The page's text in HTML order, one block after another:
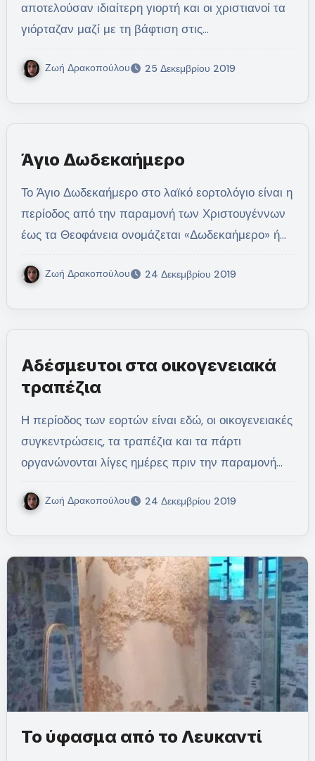
αποτελούσαν ιδιαίτερη γιορτή και οι χριστιανοί τα
γιόρταζαν μαζί με τη βάφτιση στις…
Ζωή Δρακοπούλου 25 Δεκεμβρίου 2019
Άγιο Δωδεκαήμερο
Το Άγιο Δωδεκαήμερο στο λαϊκό εορτολόγιο είναι η
περίοδος από την παραμονή των Χριστουγέννων
έως τα Θεοφάνεια ονομάζεται «Δωδεκαήμερο» ή…
Ζωή Δρακοπούλου 24 Δεκεμβρίου 2019
Αδέσμευτοι στα οικογενειακά
τραπέζια
Η περίοδος των εορτών είναι εδώ, οι οικογενειακές
συγκεντρώσεις, τα τραπέζια και τα πάρτι
οργανώνονται λίγες ημέρες πριν την παραμονή…
Ζωή Δρακοπούλου 24 Δεκεμβρίου 2019
Το ύφασμα από το Λευκαντί